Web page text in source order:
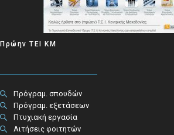
Πρώην ΤΕΙ ΚΜ
Πρόγραμ. σπουδών
Πρόγραμ. εξετάσεων
Πτυχιακή εργασία
Αιτήσεις φοιτητών